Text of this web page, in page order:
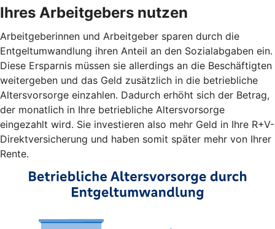
Ihres Arbeitgebers nutzen
Arbeitgeberinnen und Arbeitgeber sparen durch die
Entgeltumwandlung ihren Anteil an den Sozialabgaben ein.
Diese Ersparnis müssen sie allerdings an die Beschäftigten
weitergeben und das Geld zusätzlich in die betriebliche
Altersvorsorge einzahlen. Dadurch erhöht sich der Betrag,
der monatlich in Ihre betriebliche Altersvorsorge
eingezahlt wird. Sie investieren also mehr Geld in Ihre R+V-
Direktversicherung und haben somit später mehr von Ihrer
Rente.